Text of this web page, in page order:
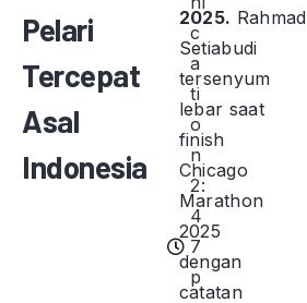
Pelari
Tercepat
Asal
Indonesia
c
a
ti
o
n
2:
4
7
p
2025. Rahmad
Setiabudi
tersenyum
lebar saat
finish
Chicago
Marathon
2025
dengan
catatan